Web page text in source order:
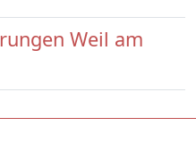
Weil am